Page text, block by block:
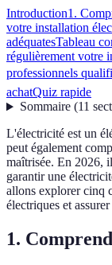
Introduction1.
votre installation
adéquatesTableau
régulièrement votre
professionnels
achatQuiz rapide
Sommaire(11
L'électricité est un
peut également
maîtrisée. En 2026,
garantir une
allons explorer cinq
électriques et
1.